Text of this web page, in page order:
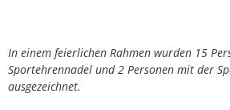
In einem feierlichen Rahmen wurden 15
Sportehrennadel und 2 Personen mit der
ausgezeichnet.